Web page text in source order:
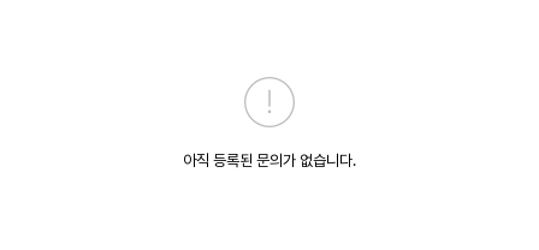
아직 등록된 문의가 없습니다.